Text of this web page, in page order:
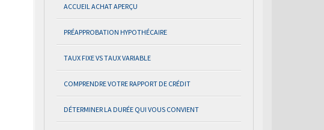
ACCUEIL ACHAT APERÇU
PRÉAPPROBATION HYPOTHÉCAIRE
TAUX FIXE VS TAUX VARIABLE
COMPRENDRE VOTRE RAPPORT DE CRÉDIT
DÉTERMINER LA DURÉE QUI VOUS CONVIENT